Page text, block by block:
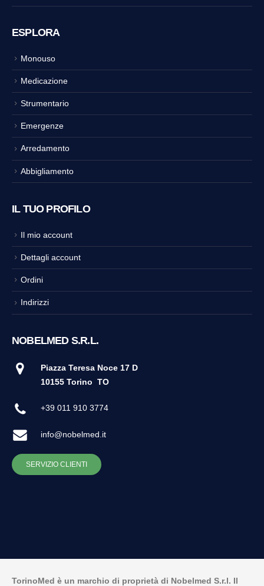
ESPLORA
Monouso
Medicazione
Strumentario
Emergenze
Arredamento
Abbigliamento
IL TUO PROFILO
Il mio account
Dettagli account
Ordini
Indirizzi
NOBELMED S.R.L.
Piazza Teresa Noce 17 D
10155 Torino TO
+39 011 910 3774
info@nobelmed.it
SERVIZIO CLIENTI
TorinoMed è un marchio di proprietà di Nobelmed S.r.l. Il